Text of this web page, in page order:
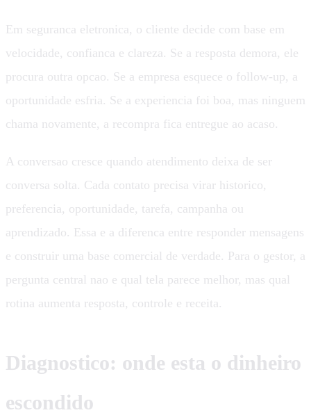
Em seguranca eletronica, o cliente decide com base em
velocidade, confianca e clareza. Se a resposta demora, ele
procura outra opcao. Se a empresa esquece o follow-up, a
oportunidade esfria. Se a experiencia foi boa, mas ninguem
chama novamente, a recompra fica entregue ao acaso.
A conversao cresce quando atendimento deixa de ser
conversa solta. Cada contato precisa virar historico,
preferencia, oportunidade, tarefa, campanha ou
aprendizado. Essa e a diferenca entre responder mensagens
e construir uma base comercial de verdade. Para o gestor, a
pergunta central nao e qual tela parece melhor, mas qual
rotina aumenta resposta, controle e receita.
Diagnostico: onde esta o dinheiro
escondido